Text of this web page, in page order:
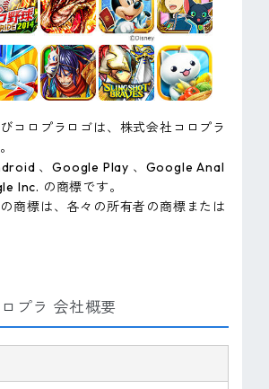
コロプラロゴは、株式会社コロプラ
、Google Play 、Google Anal
Inc. の商標です。
商標は、各々の所有者の商標または
プラ 会社概要